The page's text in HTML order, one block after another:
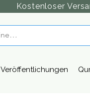
Kostenloser
Veröffentlichungen